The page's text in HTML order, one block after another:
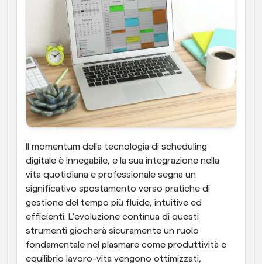
Il momentum della tecnologia di scheduling
digitale è innegabile, e la sua integrazione nella
vita quotidiana e professionale segna un
significativo spostamento verso pratiche di
gestione del tempo più fluide, intuitive ed
efficienti. L'evoluzione continua di questi
strumenti giocherà sicuramente un ruolo
fondamentale nel plasmare come produttività e
equilibrio lavoro-vita vengono ottimizzati,